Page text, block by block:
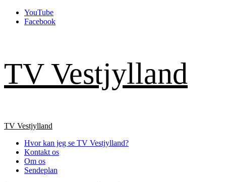
Skip
YouTube
Facebook
TV Vestjylland
Primary
TV Vestjylland
Hvor kan jeg se TV Vestjylland?
Kontakt os
Om os
Sendeplan